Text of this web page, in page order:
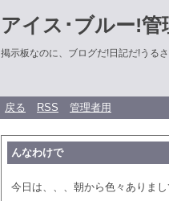
アイス･ブルー!
掲示板なのに、ブログだ!日記だ!うる
戻る RSS 管理者用
んなわけで
今日は、、、朝から色々ありまし